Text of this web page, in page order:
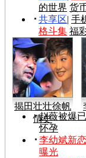
的世界 货
共享区| 手
格斗集 福
揭田壮壮徐帆
情史
赵薇被爆
怀孕
李幼斌新
曝光